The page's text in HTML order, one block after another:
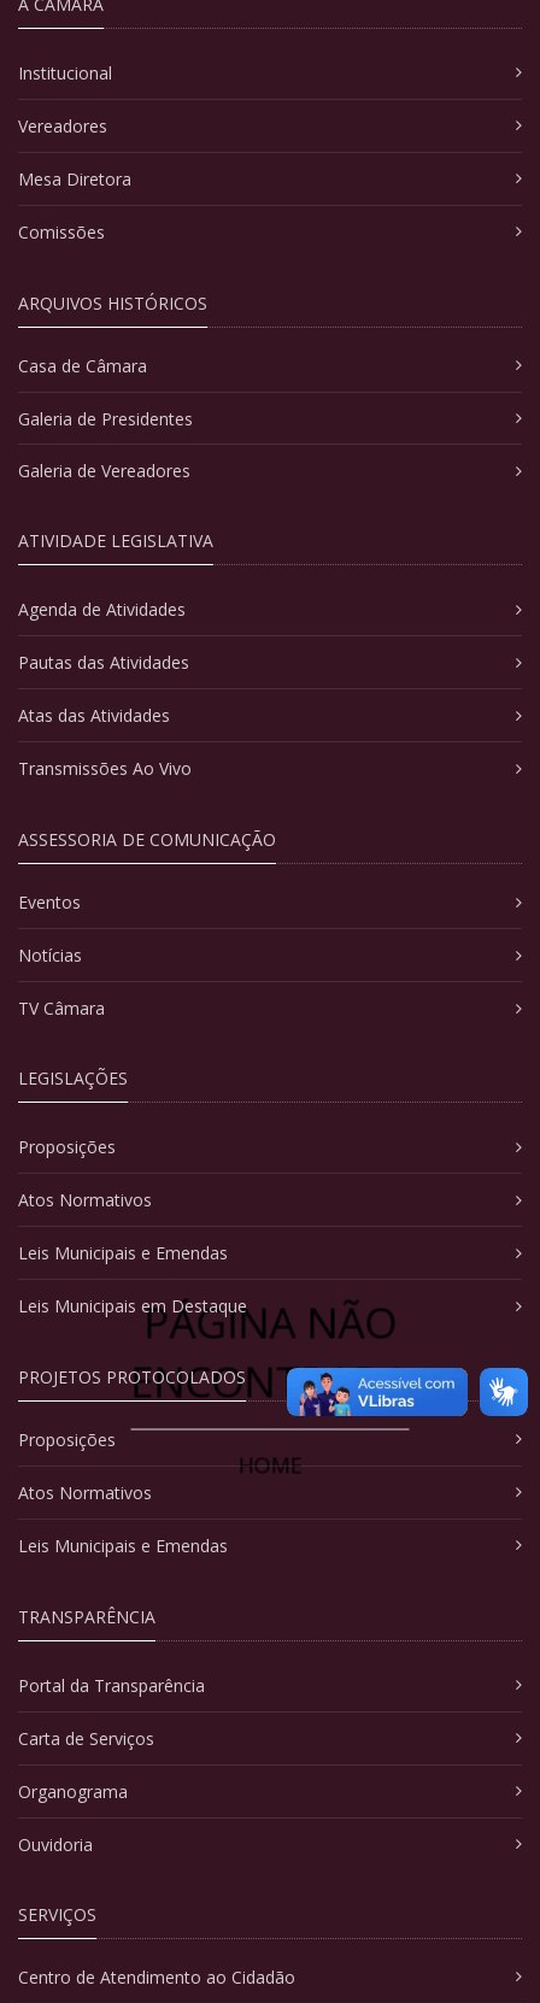
PÁGINA NÃO
ENCONTRADA
HOME
Institucional
Vereadores
Mesa Diretora
Comissões
ARQUIVOS HISTÓRICOS
Casa de Câmara
Galeria de Presidentes
Galeria de Vereadores
ATIVIDADE LEGISLATIVA
Agenda de Atividades
Pautas das Atividades
Atas das Atividades
Transmissões Ao Vivo
ASSESSORIA DE COMUNICAÇÃO
Eventos
Notícias
TV Câmara
LEGISLAÇÕES
Proposições
Atos Normativos
Leis Municipais e Emendas
Leis Municipais em Destaque
PROJETOS PROTOCOLADOS
Proposições
Atos Normativos
Leis Municipais e Emendas
TRANSPARÊNCIA
Portal da Transparência
Carta de Serviços
Organograma
Ouvidoria
SERVIÇOS
Centro de Atendimento ao Cidadão